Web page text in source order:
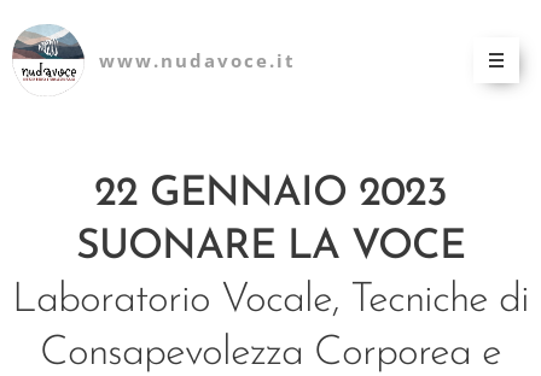
www.nudavoce.it
22 GENNAIO 2023
SUONARE LA VOCE
Laboratorio Vocale, Tecniche di
Consapevolezza Corporea e